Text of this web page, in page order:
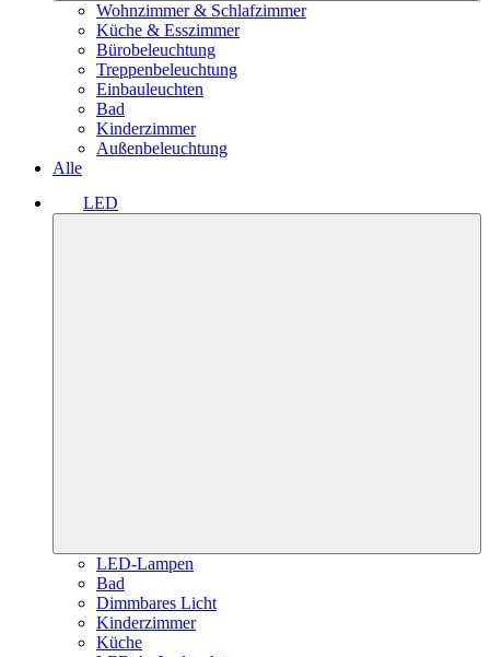
Wohnzimmer & Schlafzimmer
Küche & Esszimmer
Bürobeleuchtung
Treppenbeleuchtung
Einbauleuchten
Bad
Kinderzimmer
Außenbeleuchtung
Alle
LED
LED-Lampen
Bad
Dimmbares Licht
Kinderzimmer
Küche